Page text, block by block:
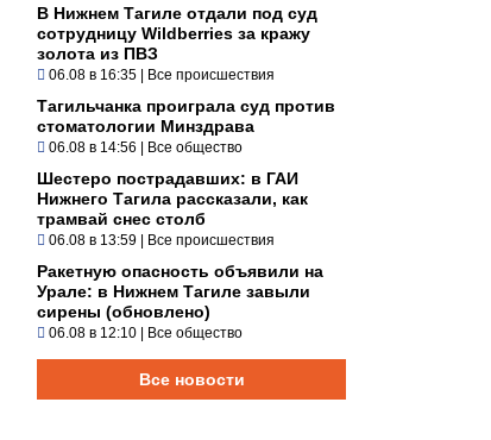
В Нижнем Тагиле отдали под суд
сотрудницу Wildberries за кражу
золота из ПВЗ
06.08 в 16:35 | Все происшествия
Тагильчанка проиграла суд против
стоматологии Минздрава
06.08 в 14:56 | Все общество
Шестеро пострадавших: в ГАИ
Нижнего Тагила рассказали, как
трамвай снес столб
06.08 в 13:59 | Все происшествия
Ракетную опасность объявили на
Урале: в Нижнем Тагиле завыли
сирены (обновлено)
06.08 в 12:10 | Все общество
Все новости